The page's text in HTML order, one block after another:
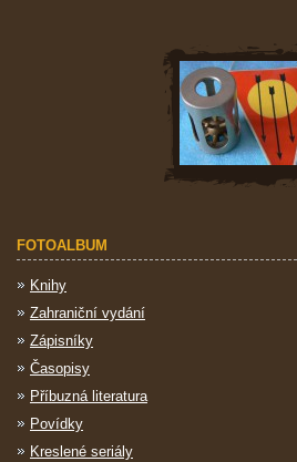
FOTOALBUM
Knihy
Zahraniční vydání
Zápisníky
Časopisy
Příbuzná literatura
Povídky
Kreslené seriály